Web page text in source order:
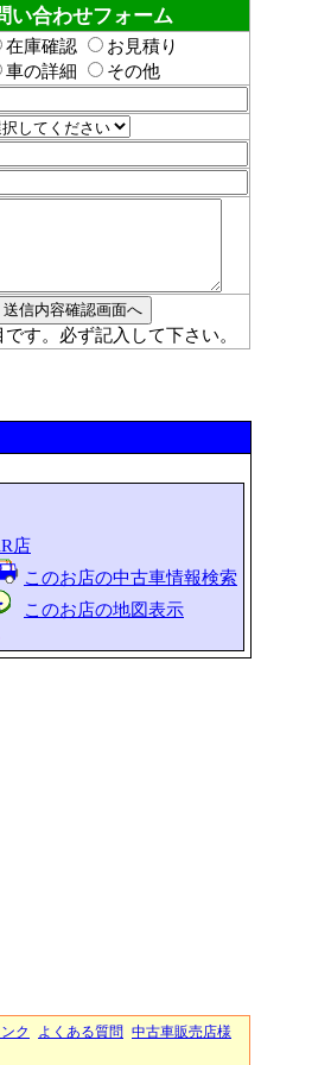
い合わせフォーム
在庫確認
お見積り
車の詳細
その他
す。必ず記入して下さい。
店
このお店の中古車情報検索
このお店の地図表示
ク よくある質問 中古車販売店様